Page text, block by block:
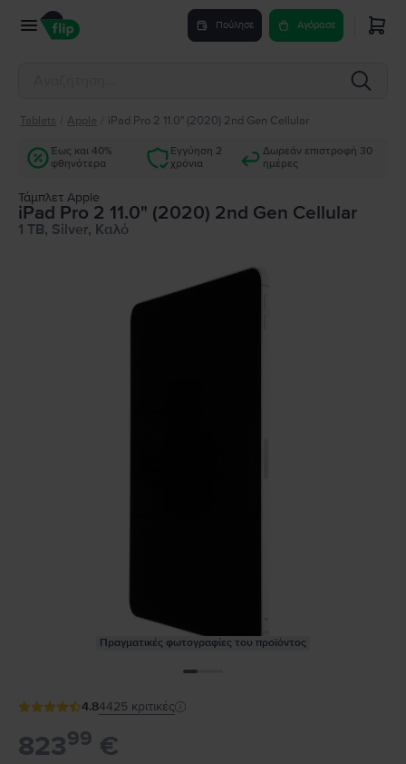
Πούλησε Αγόρασε
Tablets Apple iPad Pro 2 11.0" (2020) 2nd Gen Cellular
Έως και 40%
φθηνότερα
Εγγύηση 2
χρόνια
Δωρεάν επιστροφή 30
ημέρες
Τάμπλετ Apple
iPad Pro 2 11.0" (2020) 2nd Gen Cellular
1 TB, Silver, Καλό
Πραγματικές φωτογραφίες του προϊόντος
4.84425 κριτικές
82399 €